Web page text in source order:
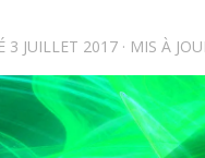
3 JUILLET 2017 · MIS À